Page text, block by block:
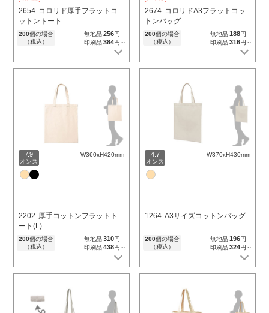
2654 コロリド厚手フラットコ
ットントート
200個の場合
（税込）
無地品256円
印刷品384円～
2674 コロリドA3フラットコッ
トンバッグ
200個の場合
（税込）
無地品188円
印刷品316円～
7.9
オンス
W360xH420mm
2202 厚手コットンフラットト
ート(L)
200個の場合
（税込）
無地品310円
印刷品438円～
4.7
オンス
W370xH430mm
1264 A3サイズコットンバッグ
200個の場合
（税込）
無地品196円
印刷品324円～